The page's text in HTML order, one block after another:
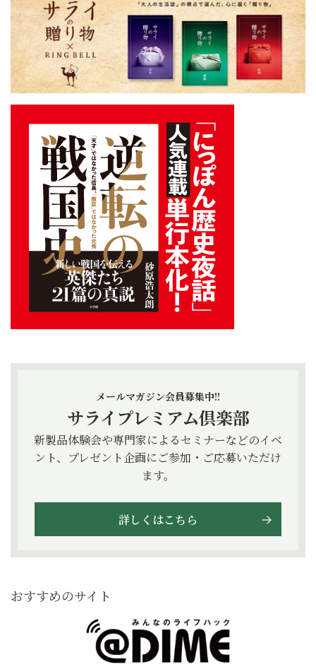
メールマガジン会員募集中!!
サライプレミアム倶楽部
新製品体験会や専門家によるセミナーなどのイベ
ント、プレゼント企画にご参加・ご応募いただけ
ます。
詳しくはこちら
おすすめのサイト